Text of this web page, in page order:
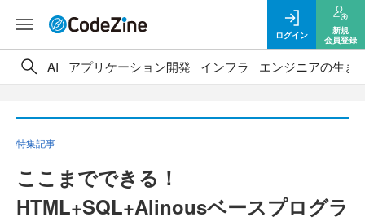
ログイン
新規
会員登録
AI アプリケーション開発 インフラ エンジニアの生き
特集記事
ここまでできる！
HTML+SQL+Alinousベースプログラ